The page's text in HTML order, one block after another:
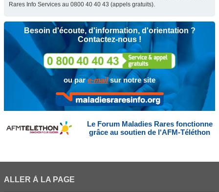
Rares Info Services au 0800 40 40 43 (appels gratuits).
Besoin d'écoute, d'information, d'orientation ?
Contactez-nous !
ou pare-mailsur notre site
Le Forum Maladies Rares fonctionne
grâce au soutien de l'AFM-Téléthon
ALLER À LA PAGE